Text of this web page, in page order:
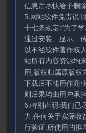
信息后尽快给予删
5.网站软件免责说
十七条规定:“为了
通过安装、显示、
以不经软件著作权
站所有内容资源均
用,版权归属原版权
下载后不能用作商
则后果均由用户承
6.特别声明:我们已
力.任何关于实际收
行验证.所使用的推